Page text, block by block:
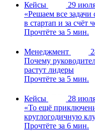
Кейсы
29
«Решаем все задачи
в стартап и за счёт
Прочтёте за 5 мин.
Менеджмент
Почему
растут лидеры
Прочтёте за 5 мин.
Кейсы
28
«То ещё
круглогодичную
Прочтёте за 6 мин.